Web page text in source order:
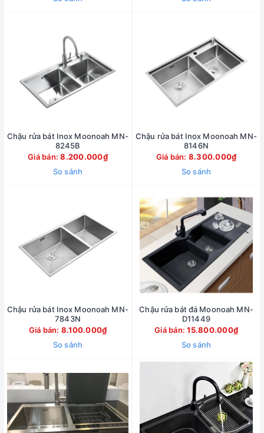
Chậu rửa bát Inox Moonoah MN-
8245B
Giá bán:8.200.000₫
So sánh
Chậu rửa bát Inox Moonoah MN-
8146N
Giá bán: 8.300.000₫
So sánh
Chậu rửa bát Inox Moonoah MN-
7843N
Giá bán: 8.100.000₫
So sánh
Chậu rửa bát đá Moonoah MN-
D11449
Giá bán:15.800.000₫
So sánh